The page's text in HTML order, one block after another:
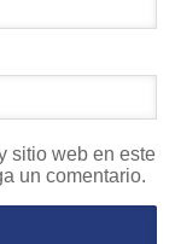
sitio web en este
un comentario.